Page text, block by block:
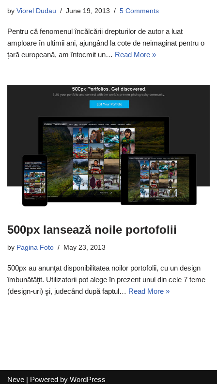
by Viorel Dudau June 19, 2013 5 Comments
Pentru că fenomenul încălcării drepturilor de autor a luat
amploare în ultimii ani, ajungând la cote de neimaginat pentru o
țară europeană, am întocmit un… Read More »
500px lansează noile portofolii
by Pagina Foto May 23, 2013
500px au anunţat disponibilitatea noilor portofolii, cu un design
îmbunătăţit. Utilizatorii pot alege în prezent unul din cele 7 teme
(design-uri) şi, judecând după faptul… Read More »
Neve | Powered by WordPress